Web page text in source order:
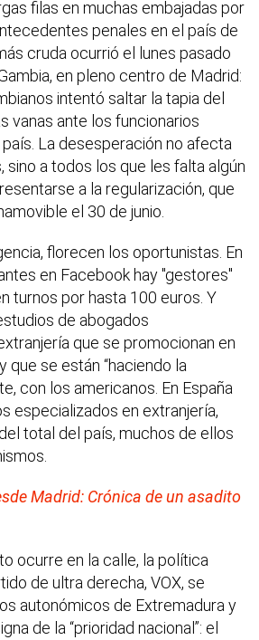
filas en muchas embajadas por
penales en el país de
cruda ocurrió el lunes pasado
en pleno centro de Madrid:
intentó saltar la tapia del
vanas ante los funcionarios
La desesperación no afecta
sino a todos los que les falta algún
a la regularización, que
el 30 de junio.
florecen los oportunistas. En
en Facebook hay "gestores"
turnos por hasta 100 euros. Y
de abogados
que se promocionan en
que se están “haciendo la
con los americanos. En España
especializados en extranjería,
total del país, muchos de ellos
Madrid: Crónica de un asadito
ocurre en la calle, la política
de ultra derecha, VOX, se
autonómicos de Extremadura y
de la “prioridad nacional”: el